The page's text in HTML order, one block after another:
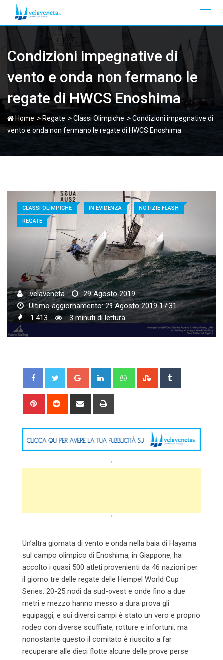
content
Condizioni impegnative di
vento e onda non fermano le
regate di HWCS Enoshima
Home > Regate >Classi Olimpiche >Condizioni impegnative di
vento e onda non fermano le regate di HWCS Enoshima
CLASSI OLIMPICHE IN EVIDENZA
NOTIZIE FLASH
REGATE
velaveneta
29 Agosto 2019
Ultimo aggiornamento: 29 Agosto 2019 17:31
1.413
3 minuti di lettura
Google+ LinkedIn WhatsappStumbleUpon
Pinterest Reddit
Share
"
"
Un’altra giornata di vento e onda nella baia di Hayama
sul campo olimpico di Enoshima, in Giappone, ha
accolto i quasi 500 atleti provenienti da 46 nazioni per
il giorno tre delle regate delle Hempel World Cup
Series. 20-25 nodi da sud-ovest e onde fino a due
metri e mezzo hanno messo a dura prova gli
equipaggi, e sui diversi campi è stato un vero e proprio
rodeo con diverse scuffiate, rotture e infortuni, ma
nonostante questo il comitato è riuscito a far
recuperare alle dieci flotte alcune delle prove perse